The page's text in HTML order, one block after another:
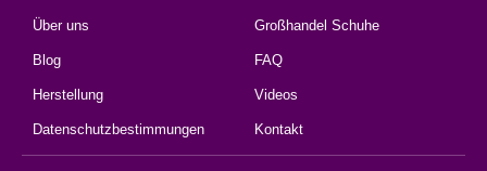
Über uns
Blog
Herstellung
Datenschutzbestimmungen
Großhandel Schuhe
FAQ
Videos
Kontakt